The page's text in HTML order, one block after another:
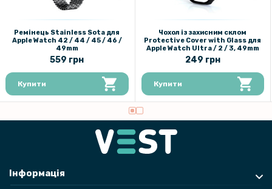
Ремінець Stainless Sota для
Apple Watch 42 / 44 / 45 / 46 /
49mm
559 грн
Купити
Чохол із захисним склом
Protective Cover with Glass для
Apple Watch Ultra / 2 / 3, 49mm
249 грн
Купити
Інформація